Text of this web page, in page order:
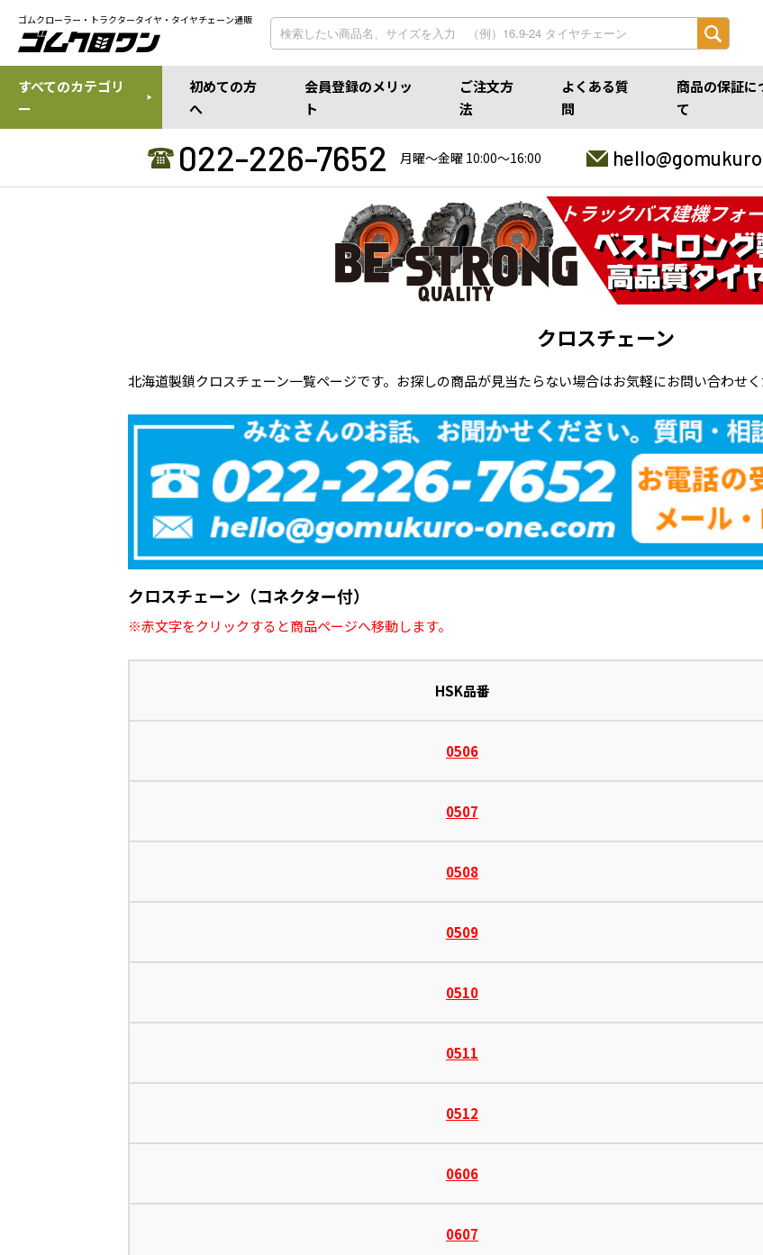
ゴムクローラー・トラクタータイヤ・タイヤチェーン通販
すべてのカテゴリ
ー
初めての方
へ
会員登録のメリッ
ト
ご注文方
法
よくある質
問
商品の保証に
て
022-226-7652 月曜〜金曜 10:00〜16:00
クロスチェーン
北海道製鎖クロスチェーン一覧ページです。お探しの商品が見当たらない場合はお気軽にお問い合わせく
クロスチェーン（コネクター付）
※赤文字をクリックすると商品ページへ移動します。
HSK品番
0506
0507
0508
0509
0510
0511
0512
0606
0607